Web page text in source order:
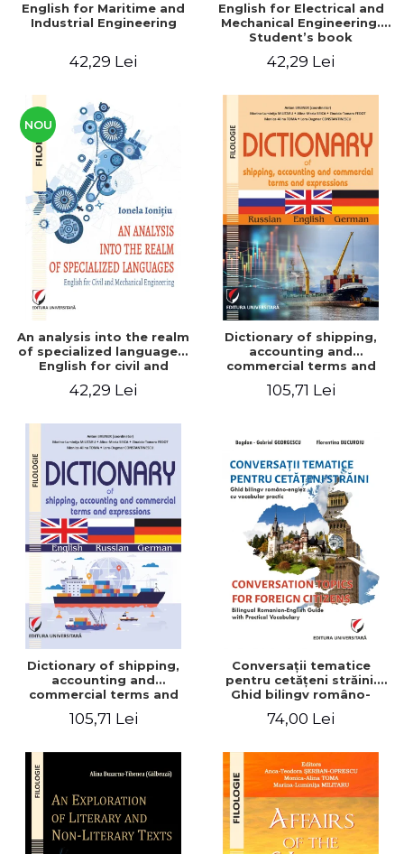
English for Maritime and
Industrial Engineering
42,29 Lei
English for Electrical and
Mechanical Engineering.
Student’s book
42,29 Lei
NOU
An analysis into the realm
of specialized languages.
English for civil and
42,29 Lei
Dictionary of shipping,
accounting and
commercial terms and
English-German
105,71 Lei
Dictionary of shipping,
accounting and
commercial terms and
Russian – German
105,71 Lei
Conversaţii tematice
pentru cetăţeni străini.
Ghid bilingv româno-
practic/Conversation
Bilingual Romanian-English
guide with practical
vocabulary
74,00 Lei